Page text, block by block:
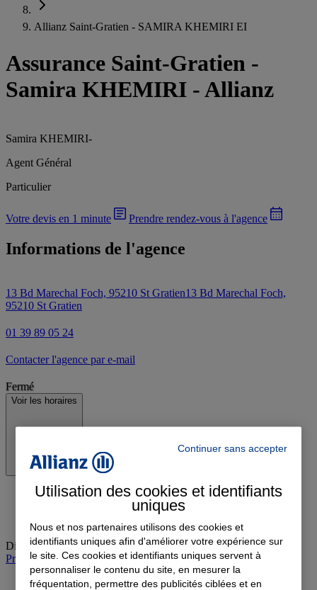
Allianz Saint-Gratien - SAMIRA KHEMIRI EI
Assurance Saint-Gratien -
Samira KHEMIRI - Allianz
Samira KHEMIRI-
Agent Général
Particulier
Votre devis en 1 minute Prendre rendez-vous à l'agence
Informations de l'agence
13 Bd Marechal Foch, 95210 St Gratien13 Bd Marechal Foch,
95210 St Gratien
01 39 89 05 24
Contacter l'agence par e-mail
Fermé
Voir les horaires
Dimanche: Fermé
Prendre rendez-vous à l'agence
Continuer sans accepter
Utilisation des cookies et identifiants
uniques
Nous et nos partenaires utilisons des cookies et
identifiants uniques afin d'améliorer votre expérience sur
le site. Ces cookies et identifiants uniques servent à
personnaliser le contenu du site, en mesurer la
fréquentation, permettre des publicités ciblées et en